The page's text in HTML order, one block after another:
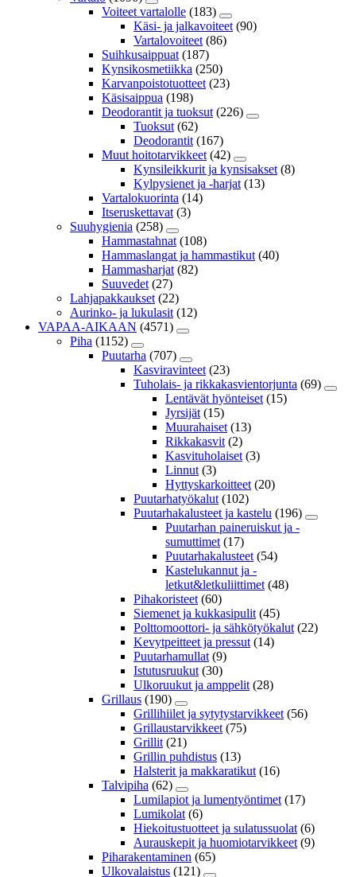
Voiteet vartalolle (183)
Käsi- ja jalkavoiteet (90)
Vartalovoiteet (86)
Suihkusaippuat (187)
Kynsikosmetiikka (250)
Karvanpoistotuotteet (23)
Käsisaippua (198)
Deodorantit ja tuoksut (226)
Tuoksut (62)
Deodorantit (167)
Muut hoitotarvikkeet (42)
Kynsileikkurit ja kynsisakset (8)
Kylpysienet ja -harjat (13)
Vartalokuorinta (14)
Itseruskettavat (3)
Suuhygienia (258)
Hammastahnat (108)
Hammaslangat ja hammastikut (40)
Hammasharjat (82)
Suuvedet (27)
Lahjapakkaukset (22)
Aurinko- ja lukulasit (12)
VAPAA-AIKAAN (4571)
Piha (1152)
Puutarha (707)
Kasviravinteet (23)
Tuholais- ja rikkakasvientorjunta (69)
Lentävät hyönteiset (15)
Jyrsijät (15)
Muurahaiset (13)
Rikkakasvit (2)
Kasvituholaiset (3)
Linnut (3)
Hyttyskarkoitteet (20)
Puutarhatyökalut (102)
Puutarhakalusteet ja kastelu (196)
Puutarhan paineruiskut ja -
sumuttimet (17)
Puutarhakalusteet (54)
Kastelukannut ja -
letkut&letkuliittimet (48)
Pihakoristeet (60)
Siemenet ja kukkasipulit (45)
Polttomoottori- ja sähkötyökalut (22)
Kevytpeitteet ja pressut (14)
Puutarhamullat (9)
Istutusruukut (30)
Ulkoruukut ja amppelit (28)
Grillaus (190)
Grillihiilet ja sytytystarvikkeet (56)
Grillaustarvikkeet (75)
Grillit (21)
Grillin puhdistus (13)
Halsterit ja makkaratikut (16)
Talvipiha (62)
Lumilapiot ja lumentyöntimet (17)
Lumikolat (6)
Hiekoitustuotteet ja sulatussuolat (6)
Aurauskepit ja huomiotarvikkeet (9)
Piharakentaminen (65)
Ulkovalaistus (121)